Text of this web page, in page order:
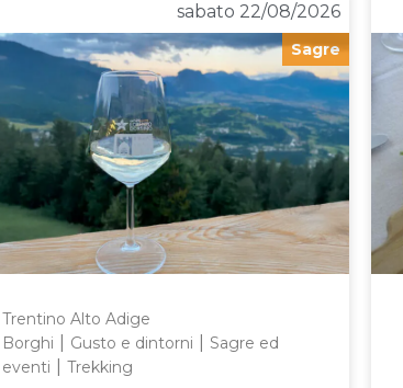
sabato 22/08/2026
Sagre
Trentino Alto Adige
Borghi
Gusto e dintorni
Sagre ed
eventi
Trekking